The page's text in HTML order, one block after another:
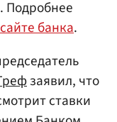
Подробнее
банка.
заявил, что
ставки